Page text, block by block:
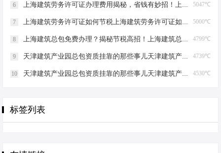
5047℃
6 上海建筑劳务许可证办理费用揭秘，省钱有妙招！上海建筑劳务许可证办理费用是多少
5000℃
7 上海建筑劳务许可证如何节税上海建筑劳务许可证如何节税
4799℃
8 上海建筑总包免费办理？揭秘节税高招！上海建筑总包免费办理吗？
4739℃
9 天津建筑产业园总包资质挂靠的那些事儿天津建筑产业园总包资质挂靠
4530℃
10 天津建筑产业园总包资质挂靠的那些事儿天津建筑产业园总包资质挂靠
标签列表